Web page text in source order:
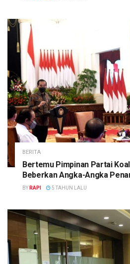
BERITA
Bertemu Pimpinan Partai
Beberkan Angka-Angka
BY RAPI 5 TAHUN LALU